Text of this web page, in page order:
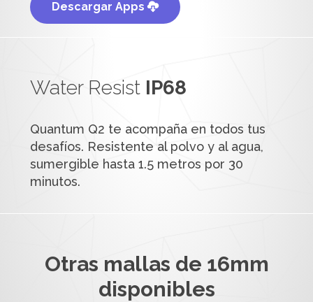
Descargar Apps
Water Resist IP68
Quantum Q2 te acompaña en todos tus
desafíos. Resistente al polvo y al agua,
sumergible hasta 1.5 metros por 30
minutos.
Otras mallas de 16mm
disponibles